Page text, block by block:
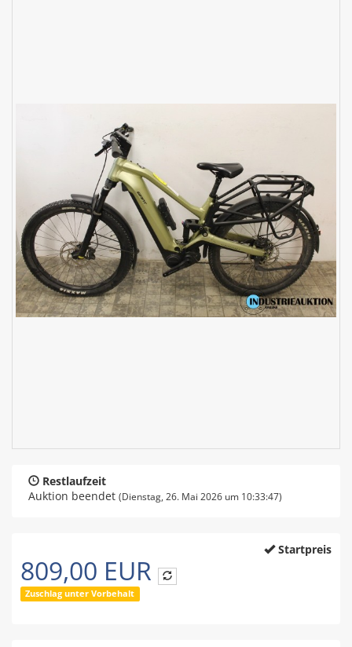
Restlaufzeit
Auktion beendet (Dienstag, 26. Mai 2026 um 10:33:47)
Startpreis
809,00 EUR
Zuschlag unter Vorbehalt